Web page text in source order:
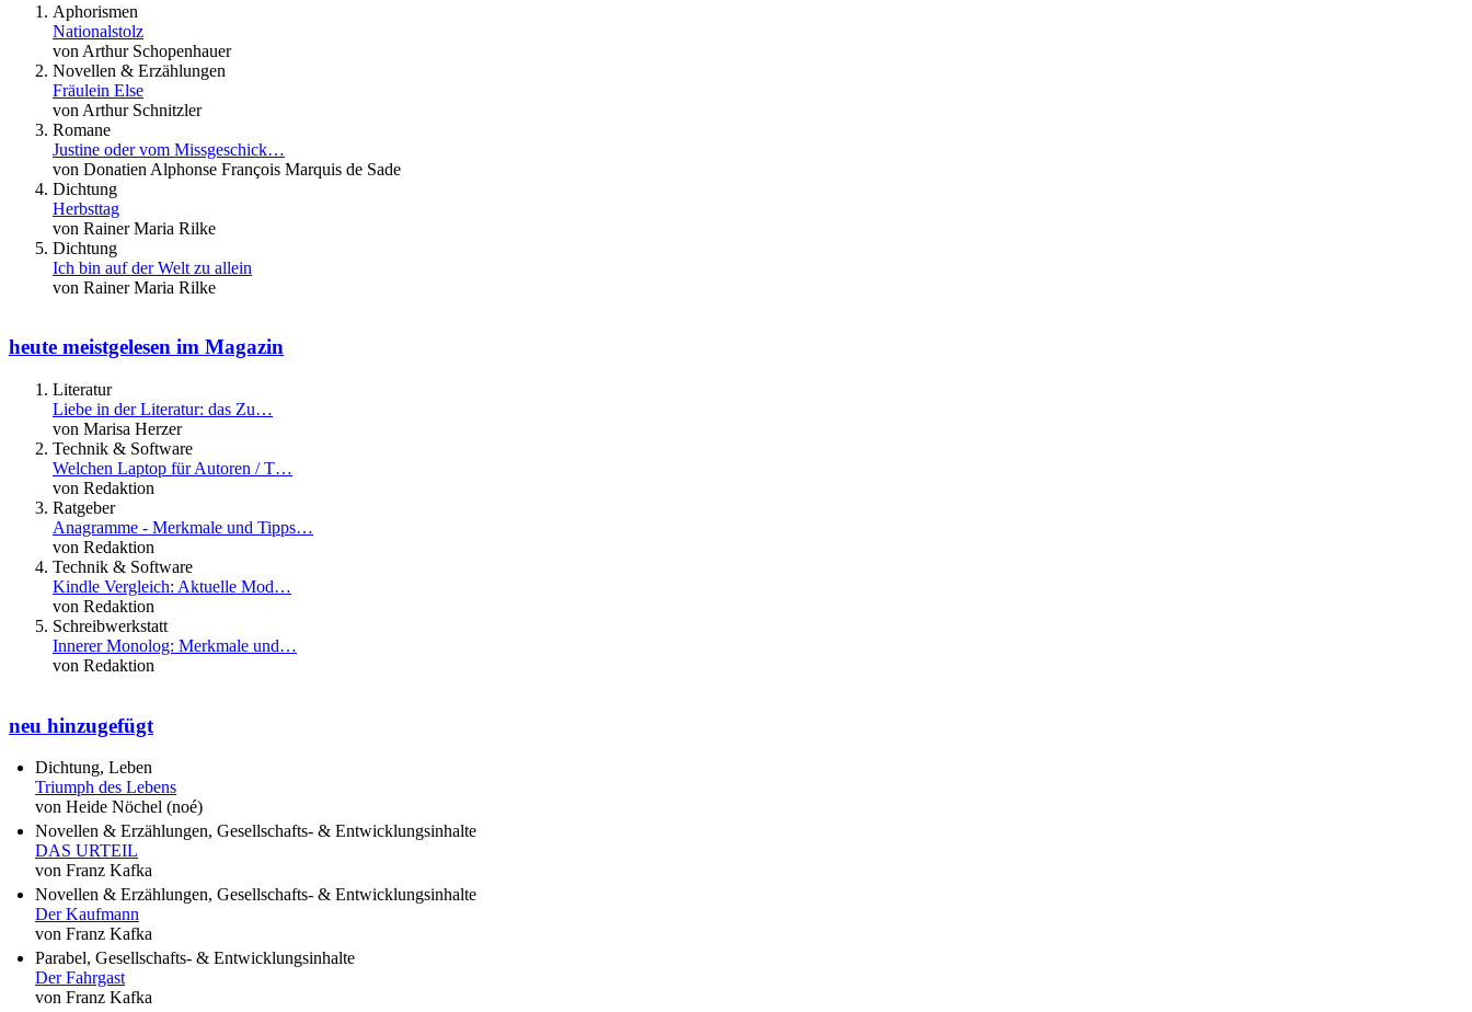
Aphorismen
Nationalstolz
von Arthur Schopenhauer
Novellen & Erzählungen
Fräulein Else
von Arthur Schnitzler
Romane
Justine oder vom Missgeschick…
von Donatien Alphonse François Marquis de Sade
Dichtung
Herbsttag
von Rainer Maria Rilke
Dichtung
Ich bin auf der Welt zu allein
von Rainer Maria Rilke
heute meistgelesen im Magazin
Literatur
Liebe in der Literatur: das Zu…
von Marisa Herzer
Technik & Software
Welchen Laptop für Autoren / T…
von Redaktion
Ratgeber
Anagramme - Merkmale und Tipps…
von Redaktion
Technik & Software
Kindle Vergleich: Aktuelle Mod…
von Redaktion
Schreibwerkstatt
Innerer Monolog: Merkmale und…
von Redaktion
neu hinzugefügt
Dichtung, Leben
Triumph des Lebens
von Heide Nöchel (noé)
Novellen & Erzählungen, Gesellschafts- & Entwicklungsinhalte
DAS URTEIL
von Franz Kafka
Novellen & Erzählungen, Gesellschafts- & Entwicklungsinhalte
Der Kaufmann
von Franz Kafka
Parabel, Gesellschafts- & Entwicklungsinhalte
Der Fahrgast
von Franz Kafka